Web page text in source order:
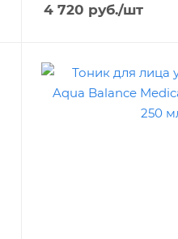
4 720 руб./шт